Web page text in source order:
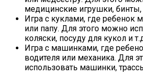
медицинские игрушки,
Игра с куклами, где ребенок
или папу. Для этого можно
коляски, посуду для кукол и
Игра с машинками, где
водителя или механика. Для
использовать машинки,